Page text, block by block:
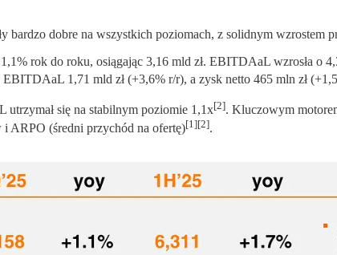
bardzo dobre na wszystkich poziomach, z solidnym
rok do roku, osiągając 3,16 mld zł. EBITDAaL wzrosła o
1,71 mld zł (+3,6% r/r), a zysk netto 465 mln zł
się na stabilnym poziomie 1,1x[2]. Kluczowym
ARPO (średni przychód na ofertę)[1][2].